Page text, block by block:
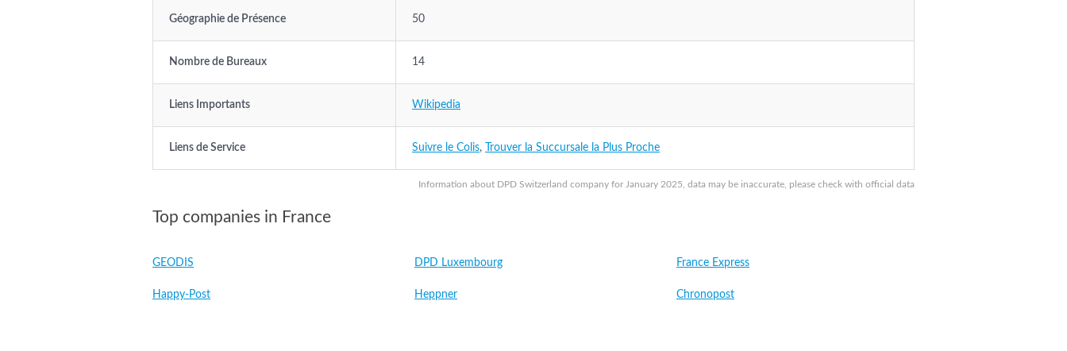
Information about DPD Switzerland company for January 2025, data may be inaccurate, please check with official data
Géographie de Présence 50
Nombre de Bureaux 14
Liens Importants Wikipedia
Liens de Service Suivre le Colis, Trouver la Succursale la Plus Proche
Top companies in France
GEODIS DPD Luxembourg France Express
Happy-Post Heppner Chronopost